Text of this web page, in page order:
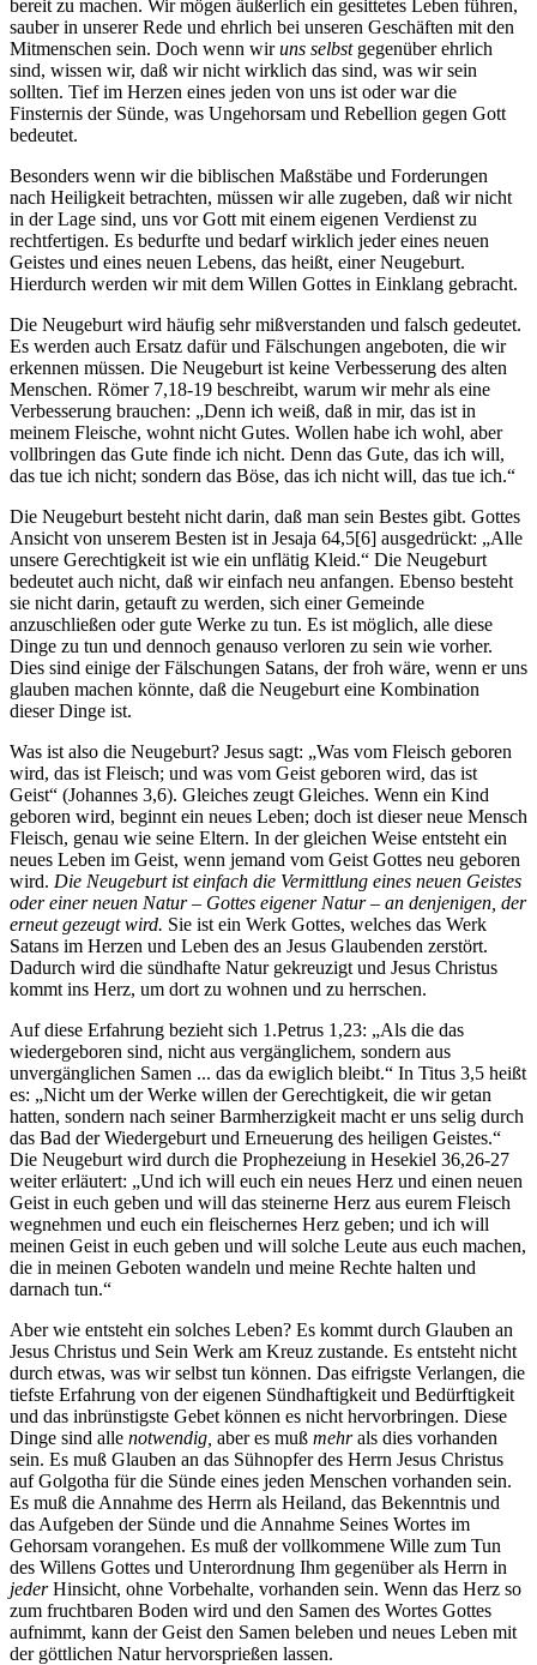
bereit zu machen. Wir mögen äußerlich ein gesittetes Leben führen,
sauber in unserer Rede und ehrlich bei unseren Geschäften mit den
Mitmenschen sein. Doch wenn wiruns selbst gegenüber ehrlich
sind, wissen wir, daß wir nicht wirklich das sind, was wir sein
sollten. Tief im Herzen eines jeden von uns ist oder war die
Finsternis der Sünde, was Ungehorsam und Rebellion gegen Gott
bedeutet.
Besonders wenn wir die biblischen Maßstäbe und Forderungen
nach Heiligkeit betrachten, müssen wir alle zugeben, daß wir nicht
in der Lage sind, uns vor Gott mit einem eigenen Verdienst zu
rechtfertigen. Es bedurfte und bedarf wirklich jeder eines neuen
Geistes und eines neuen Lebens, das heißt, einer Neugeburt.
Hierdurch werden wir mit dem Willen Gottes in Einklang gebracht.
Die Neugeburt wird häufig sehr mißverstanden und falsch gedeutet.
Es werden auch Ersatz dafür und Fälschungen angeboten, die wir
erkennen müssen. Die Neugeburt ist keine Verbesserung des alten
Menschen. Römer 7,18-19 beschreibt, warum wir mehr als eine
Verbesserung brauchen: „Denn ich weiß, daß in mir, das ist in
meinem Fleische, wohnt nicht Gutes. Wollen habe ich wohl, aber
vollbringen das Gute finde ich nicht. Denn das Gute, das ich will,
das tue ich nicht; sondern das Böse, das ich nicht will, das tue ich.“
Die Neugeburt besteht nicht darin, daß man sein Bestes gibt. Gottes
Ansicht von unserem Besten ist in Jesaja 64,5[6] ausgedrückt: „Alle
unsere Gerechtigkeit ist wie ein unflätig Kleid.“ Die Neugeburt
bedeutet auch nicht, daß wir einfach neu anfangen. Ebenso besteht
sie nicht darin, getauft zu werden, sich einer Gemeinde
anzuschließen oder gute Werke zu tun. Es ist möglich, alle diese
Dinge zu tun und dennoch genauso verloren zu sein wie vorher.
Dies sind einige der Fälschungen Satans, der froh wäre, wenn er uns
glauben machen könnte, daß die Neugeburt eine Kombination
dieser Dinge ist.
Was ist also die Neugeburt? Jesus sagt: „Was vom Fleisch geboren
wird, das ist Fleisch; und was vom Geist geboren wird, das ist
Geist“ (Johannes 3,6). Gleiches zeugt Gleiches. Wenn ein Kind
geboren wird, beginnt ein neues Leben; doch ist dieser neue Mensch
Fleisch, genau wie seine Eltern. In der gleichen Weise entsteht ein
neues Leben im Geist, wenn jemand vom Geist Gottes neu geboren
wird. Die Neugeburt ist einfach die Vermittlung eines neuen Geistes
oder einer neuen Natur – Gottes eigener Natur – an denjenigen, der
erneut gezeugt wird. Sie ist ein Werk Gottes, welches das Werk
Satans im Herzen und Leben des an Jesus Glaubenden zerstört.
Dadurch wird die sündhafte Natur gekreuzigt und Jesus Christus
kommt ins Herz, um dort zu wohnen und zu herrschen.
Auf diese Erfahrung bezieht sich 1.Petrus 1,23: „Als die das
wiedergeboren sind, nicht aus vergänglichem, sondern aus
unvergänglichen Samen ... das da ewiglich bleibt.“ In Titus 3,5 heißt
es: „Nicht um der Werke willen der Gerechtigkeit, die wir getan
hatten, sondern nach seiner Barmherzigkeit macht er uns selig durch
das Bad der Wiedergeburt und Erneuerung des heiligen Geistes.“
Die Neugeburt wird durch die Prophezeiung in Hesekiel 36,26-27
weiter erläutert: „Und ich will euch ein neues Herz und einen neuen
Geist in euch geben und will das steinerne Herz aus eurem Fleisch
wegnehmen und euch ein fleischernes Herz geben; und ich will
meinen Geist in euch geben und will solche Leute aus euch machen,
die in meinen Geboten wandeln und meine Rechte halten und
darnach tun.“
Aber wie entsteht ein solches Leben? Es kommt durch Glauben an
Jesus Christus und Sein Werk am Kreuz zustande. Es entsteht nicht
durch etwas, was wir selbst tun können. Das eifrigste Verlangen, die
tiefste Erfahrung von der eigenen Sündhaftigkeit und Bedürftigkeit
und das inbrünstigste Gebet können es nicht hervorbringen. Diese
Dinge sind alle notwendig, aber es muß mehrals dies vorhanden
sein. Es muß Glauben an das Sühnopfer des Herrn Jesus Christus
auf Golgotha für die Sünde eines jeden Menschen vorhanden sein.
Es muß die Annahme des Herrn als Heiland, das Bekenntnis und
das Aufgeben der Sünde und die Annahme Seines Wortes im
Gehorsam vorangehen. Es muß der vollkommene Wille zum Tun
des Willens Gottes und Unterordnung Ihm gegenüber als Herrn in
jederHinsicht, ohne Vorbehalte, vorhanden sein. Wenn das Herz so
zum fruchtbaren Boden wird und den Samen des Wortes Gottes
aufnimmt, kann der Geist den Samen beleben und neues Leben mit
der göttlichen Natur hervorsprießen lassen.